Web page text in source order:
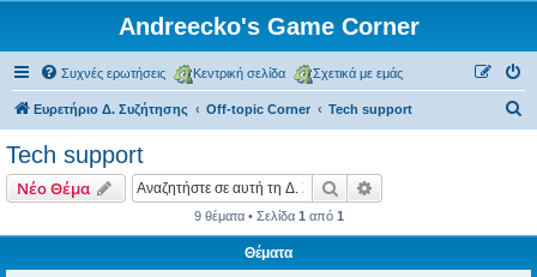
Andreecko's Game Corner
Συχνές ερωτήσεις Κεντρική σελίδα Σχετικά με εμάς
Ευρετήριο Δ. Συζήτησης Off-topic Corner Tech support
Tech support
Νέο Θέμα Αναζήτηση
9 θέματα • Σελίδα 1 από 1
Θέματα